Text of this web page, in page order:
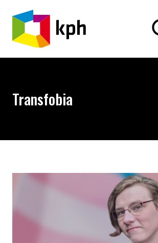
PRZEJDŹ DO TREŚCI
Transfobia